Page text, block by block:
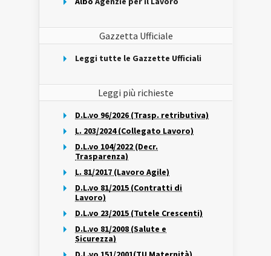
Gazzetta Ufficiale
Leggi tutte le Gazzette Ufficiali
Leggi più richieste
D.L.vo 96/2026 (Trasp. retributiva)
L. 203/2024 (Collegato Lavoro)
D.L.vo 104/2022 (Decr.
Trasparenza)
L. 81/2017 (Lavoro Agile)
D.L.vo 81/2015 (Contratti di
Lavoro)
D.L.vo 23/2015 (Tutele Crescenti)
D.L.vo 81/2008 (Salute e
Sicurezza)